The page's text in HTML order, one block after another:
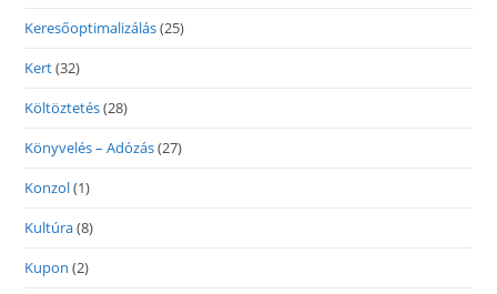
Keresőoptimalizálás(25)
Kert(32)
Költöztetés(28)
Könyvelés – Adózás(27)
Konzol(1)
Kultúra(8)
Kupon (2)